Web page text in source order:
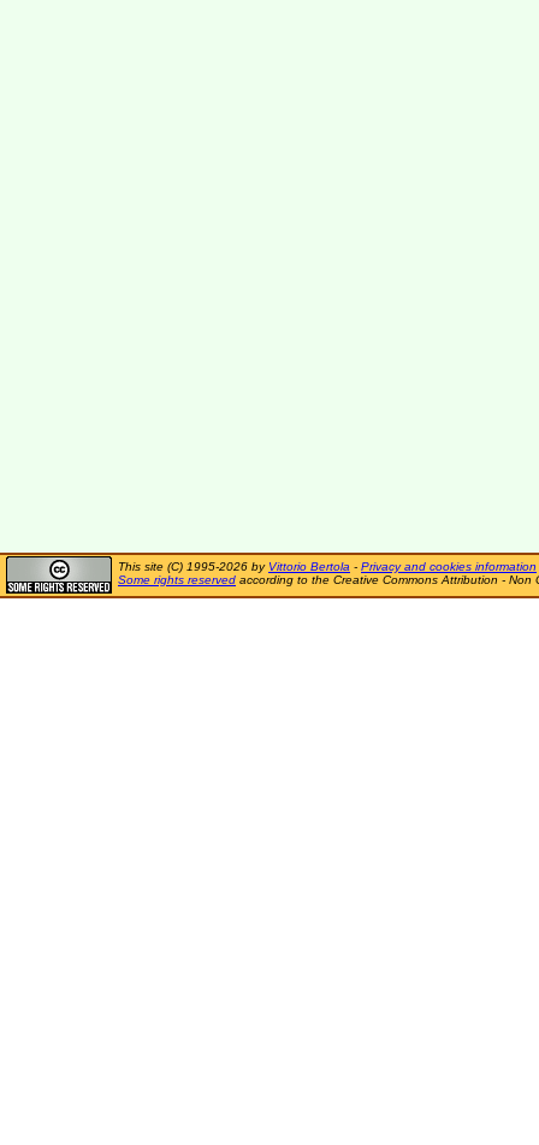
This site (C) 1995-2026 by Vittorio Bertola - Privacy and cookies information
Some rights reserved according to the Creative Commons Attribution - Non